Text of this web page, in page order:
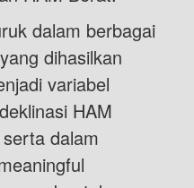
dalam berbagai
dihasilkan
variabel
HAM
dalam